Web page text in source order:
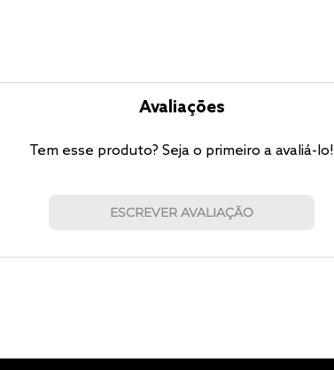
Avaliações
Tem esse produto? Seja o primeiro a avaliá-lo!
ESCREVER AVALIAÇÃO